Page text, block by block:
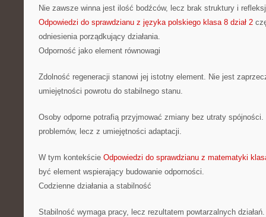
Nie zawsze winna jest ilość bodźców, lecz brak struktury i
Odpowiedzi do sprawdzianu z języka polskiego klasa 8 dział 2
odniesienia porządkujący działania.
Odporność jako element równowagi
Zdolność regeneracji stanowi jej istotny element. Nie jest
umiejętności powrotu do stabilnego stanu.
Osoby odporne potrafią przyjmować zmiany bez utraty spójności.
problemów, lecz z umiejętności adaptacji.
W tym kontekście Odpowiedzi do sprawdzianu z matematyki
być element wspierający budowanie odporności.
Codzienne działania a stabilność
Stabilność wymaga pracy, lecz rezultatem powtarzalnych działań.